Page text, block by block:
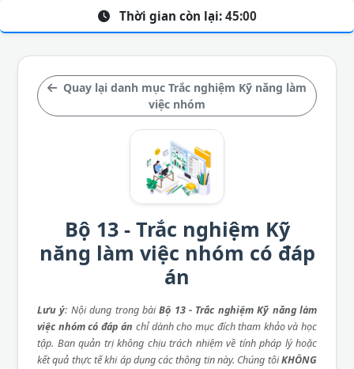
Quay lại danh mục Trắc nghiệm Kỹ năng làm
việc nhóm
Bộ 13 - Trắc nghiệm Kỹ
năng làm việc nhóm có đáp
án
Lưu ý: Nội dung trong bàiBộ 13 - Trắc nghiệm Kỹ năng làm
việc nhóm có đáp án chỉ dành cho mục đích tham khảo và học
tập. Ban quản trị không chịu trách nhiệm về tính pháp lý hoặc
kết quả thực tế khi áp dụng các thông tin này. Chúng tôiKHÔNG
Thời gian còn lại: 45:00